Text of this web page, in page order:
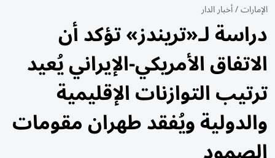
الإمارات/أخبار الدار
دراسة لـ«تريندز» تؤكد أن
الاتفاق الأمريكي-الإيراني يُعيد
ترتيب التوازنات الإقليمية
والدولية ويُفقد طهران مقومات